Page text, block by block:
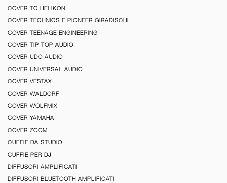
COVER TC HELIKON
COVER TECHNICS E PIONEER GIRADISCHI
COVER TEENAGE ENGINEERING
COVER TIP TOP AUDIO
COVER UDO AUDIO
COVER UNIVERSAL AUDIO
COVER VESTAX
COVER WALDORF
COVER WOLFMIX
COVER YAMAHA
COVER ZOOM
CUFFIE DA STUDIO
CUFFIE PER DJ
DIFFUSORI AMPLIFICATI
DIFFUSORI BLUETOOTH AMPLIFICATI